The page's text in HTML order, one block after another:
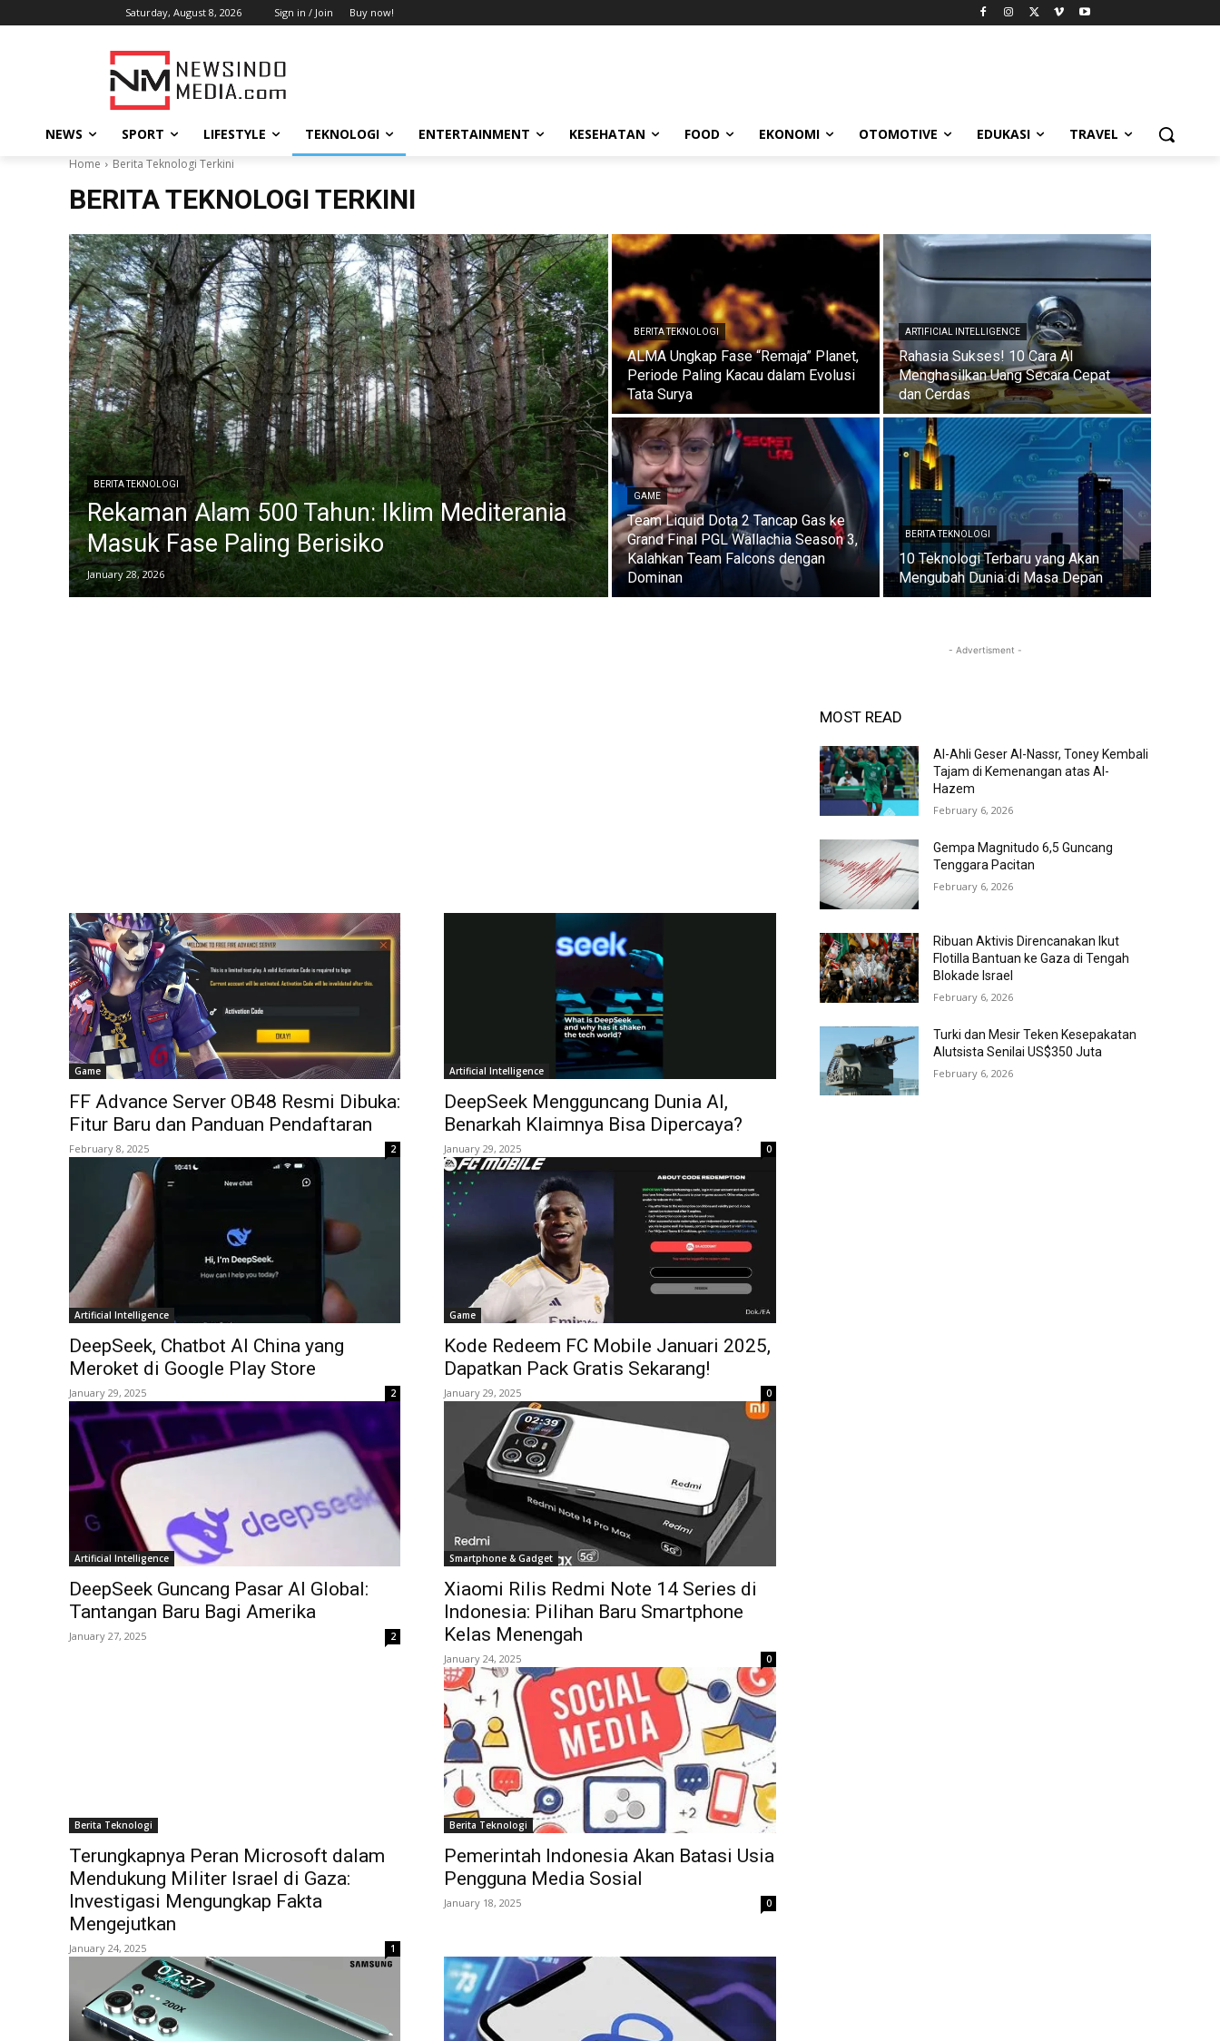
Saturday, August 8, 2026 Sign in / Join Buy now!
NEWS SPORT LIFESTYLE TEKNOLOGI ENTERTAINMENT KESEHATAN FOOD EKONOMI OTOMOTIVE EDUKASI TRAVEL
Home Berita Teknologi Terkini
BERITA TEKNOLOGI TERKINI
BERITA TEKNOLOGI
Rekaman Alam 500 Tahun: Iklim Mediterania
Masuk Fase Paling Berisiko
January 28, 2026
BERITA TEKNOLOGI
ALMA Ungkap Fase “Remaja” Planet,
Periode Paling Kacau dalam Evolusi
Tata Surya
ARTIFICIAL INTELLIGENCE
Rahasia Sukses! 10 Cara AI
Menghasilkan Uang Secara Cepat
dan Cerdas
GAME
Team Liquid Dota 2 Tancap Gas ke
Grand Final PGL Wallachia Season 3,
Kalahkan Team Falcons dengan
Dominan
BERITA TEKNOLOGI
10 Teknologi Terbaru yang Akan
Mengubah Dunia di Masa Depan
Game
FF Advance Server OB48 Resmi Dibuka:
Fitur Baru dan Panduan Pendaftaran
February 8, 2025 2
Artificial Intelligence
DeepSeek Mengguncang Dunia AI,
Benarkah Klaimnya Bisa Dipercaya?
January 29, 2025 0
Artificial Intelligence
DeepSeek, Chatbot AI China yang
Meroket di Google Play Store
January 29, 2025 2
Game
Kode Redeem FC Mobile Januari 2025,
Dapatkan Pack Gratis Sekarang!
January 29, 2025 0
Artificial Intelligence
DeepSeek Guncang Pasar AI Global:
Tantangan Baru Bagi Amerika
January 27, 2025 2
Smartphone & Gadget
Xiaomi Rilis Redmi Note 14 Series di
Indonesia: Pilihan Baru Smartphone
Kelas Menengah
January 24, 2025 0
Berita Teknologi
Terungkapnya Peran Microsoft dalam
Mendukung Militer Israel di Gaza:
Investigasi Mengungkap Fakta
Mengejutkan
January 24, 2025 1
Berita Teknologi
Pemerintah Indonesia Akan Batasi Usia
Pengguna Media Sosial
January 18, 2025 0
- Advertisment -
MOST READ
Al-Ahli Geser Al-Nassr, Toney Kembali
Tajam di Kemenangan atas Al-
Hazem
February 6, 2026
Gempa Magnitudo 6,5 Guncang
Tenggara Pacitan
February 6, 2026
Ribuan Aktivis Direncanakan Ikut
Flotilla Bantuan ke Gaza di Tengah
Blokade Israel
February 6, 2026
Turki dan Mesir Teken Kesepakatan
Alutsista Senilai US$350 Juta
February 6, 2026